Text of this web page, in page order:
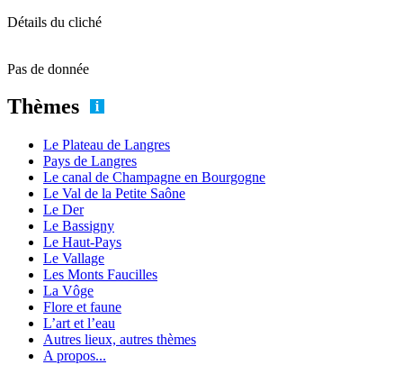
Détails du cliché
Pas de donnée
Thèmes
Le Plateau de Langres
Pays de Langres
Le canal de Champagne en Bourgogne
Le Val de la Petite Saône
Le Der
Le Bassigny
Le Haut-Pays
Le Vallage
Les Monts Faucilles
La Vôge
Flore et faune
L’art et l’eau
Autres lieux, autres thèmes
A propos...